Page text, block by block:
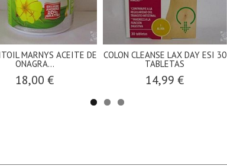
MARNYS ACEITE DE
ONAGRA...
18,00 €
COLON CLEANSE LAX DAY ESI 30
TABLETAS
14,99 €